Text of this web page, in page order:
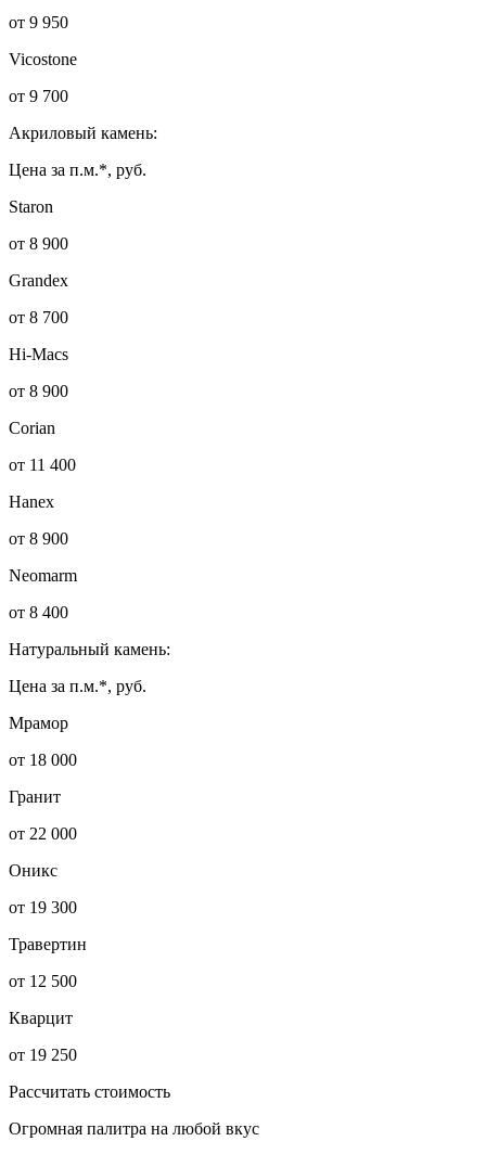
от 9 950
Vicostone
от 9 700
Акриловый камень:
Цена за п.м.*, руб.
Staron
от 8 900
Grandex
от 8 700
Hi-Macs
от 8 900
Corian
от 11 400
Hanex
от 8 900
Neomarm
от 8 400
Натуральный камень:
Цена за п.м.*, руб.
Мрамор
от 18 000
Гранит
от 22 000
Оникс
от 19 300
Травертин
от 12 500
Кварцит
от 19 250
Рассчитать стоимость
Огромная палитра на любой вкус